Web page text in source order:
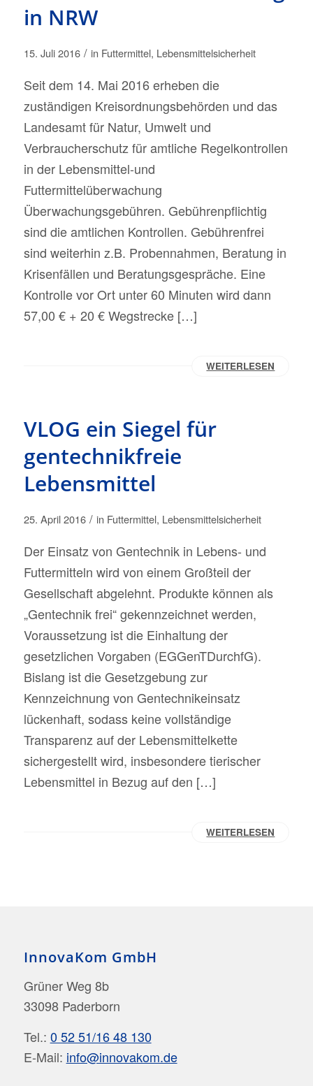
in NRW
15. Juli 2016 / in Futtermittel, Lebensmittelsicherheit
Seit dem 14. Mai 2016 erheben die
zuständigen Kreisordnungsbehörden und das
Landesamt für Natur, Umwelt und
Verbraucherschutz für amtliche Regelkontrollen
in der Lebensmittel-und
Futtermittelüberwachung
Überwachungsgebühren. Gebührenpflichtig
sind die amtlichen Kontrollen. Gebührenfrei
sind weiterhin z.B. Probennahmen, Beratung in
Krisenfällen und Beratungsgespräche. Eine
Kontrolle vor Ort unter 60 Minuten wird dann
57,00 € + 20 € Wegstrecke […]
WEITERLESEN
VLOG ein Siegel für
gentechnikfreie
Lebensmittel
25. April 2016 / in Futtermittel, Lebensmittelsicherheit
Der Einsatz von Gentechnik in Lebens- und
Futtermitteln wird von einem Großteil der
Gesellschaft abgelehnt. Produkte können als
„Gentechnik frei“ gekennzeichnet werden,
Voraussetzung ist die Einhaltung der
gesetzlichen Vorgaben (EGGenTDurchfG).
Bislang ist die Gesetzgebung zur
Kennzeichnung von Gentechnikeinsatz
lückenhaft, sodass keine vollständige
Transparenz auf der Lebensmittelkette
sichergestellt wird, insbesondere tierischer
Lebensmittel in Bezug auf den […]
WEITERLESEN
InnovaKom GmbH
Grüner Weg 8b
33098 Paderborn
Tel.: 0 52 51/16 48 130
E-Mail: info@innovakom.de